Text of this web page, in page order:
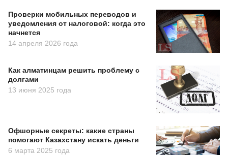
Проверки мобильных переводов и
уведомления от налоговой: когда это
начнется
14 апреля 2026 года
Как алматинцам решить проблему с
долгами
13 июня 2025 года
Офшорные секреты: какие страны
помогают Казахстану искать деньги
6 марта 2025 года